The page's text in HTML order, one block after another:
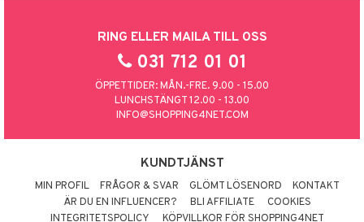
RING ELLER MAILA TILL OSS
031 712 01 01
ÖPPETTIDER: MÅN.-FRE. 9.00 - 15.00
LUNCHSTÄNGT 12.00 - 13.00
INFO@SHOPPING4NET.COM
KUNDTJÄNST
MIN PROFIL FRÅGOR & SVAR GLÖMT LÖSENORD
KONTAKT
ÄR DU EN INFLUENCER?
BLI AFFILIATE
COOKIES
INTEGRITETSPOLICY
KÖPVILLKOR FÖR SHOPPING4NET